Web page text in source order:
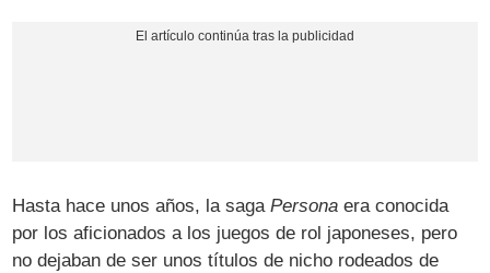
Hasta hace unos años, la sagaPersona era conocida
por los aficionados a los juegos de rol japoneses, pero
no dejaban de ser unos títulos de nicho rodeados de